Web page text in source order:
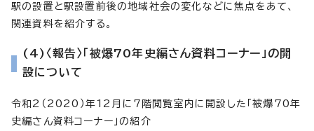
駅の設置と駅設置前後の地域社会の変化などに焦点をあて、
関連資料を紹介する。
(4)〈報告〉「被爆70年史編さん資料コーナー」の開
設について
令和2（2020）年12月に7階閲覧室内に開設した「被爆70年
史編さん資料コーナー」の紹介